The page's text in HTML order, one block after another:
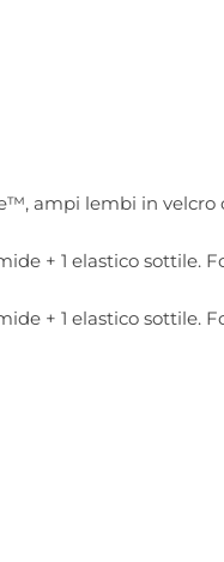
ampi lembi in velcro
+ 1 elastico sottile.
+ 1 elastico sottile.